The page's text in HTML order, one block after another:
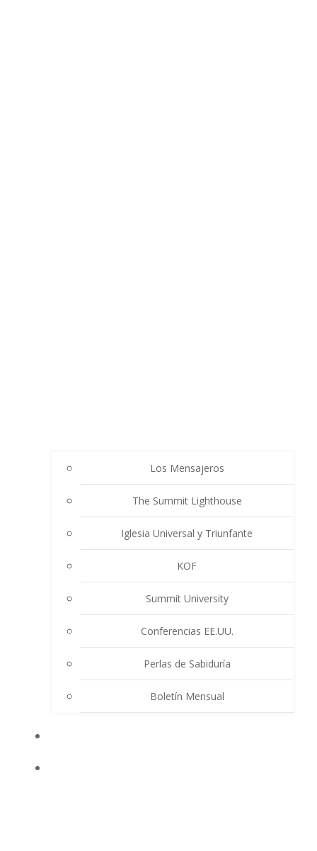
Los Mensajeros
The Summit Lighthouse
Iglesia Universal y Triunfante
KOF
Summit University
Conferencias EE.UU.
Perlas de Sabiduría
Boletín Mensual